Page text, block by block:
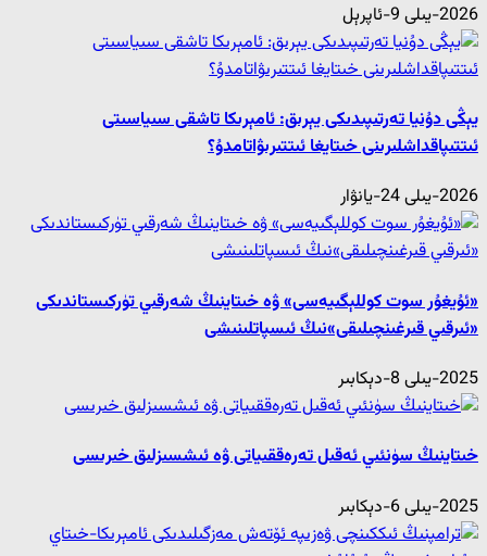
2026-يىلى 9-ئاپرېل
يېڭى دۇنيا تەرتىپىدىكى يېرىق: ئامېرىكا تاشقى سىياسىتى
ئىتتىپاقداشلىرىنى خىتايغا ئىتتىرىۋاتامدۇ؟
2026-يىلى 24-يانۋار
«ئۇيغۇر سوت كوللېگىيەسى» ۋە خىتاينىڭ شەرقىي تۈركىستاندىكى
«ئىرقىي قىرغىنچىلىقى»نىڭ ئىسپاتلىنىشى
2025-يىلى 8-دېكابىر
خىتاينىڭ سۈنئىي ئەقىل تەرەققىياتى ۋە ئىشسىزلىق خىرىسى
2025-يىلى 6-دېكابىر